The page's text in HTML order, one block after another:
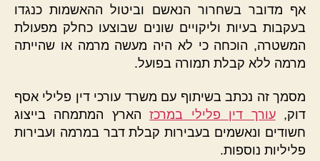
אף מדובר בשחרור הנאשם וביטול ההאשמות כנגדו
בעקבות בעיות וליקויים שונים שבוצעו כחלק מפעולת
המשטרה, הוכחה כי לא היה מעשה מרמה או שהייתה
מרמה ללא קבלת תמורה בפועל.
מסמך זה נכתב בשיתוף עם משרד עורכי דין פלילי אסף
דוק,עורך דין פלילי במרכזהארץ המתמחה בייצוג
חשודים ונאשמים בעבירות קבלת דבר במרמה ועבירות
פליליות נוספות.